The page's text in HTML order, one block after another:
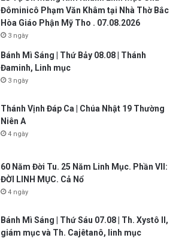
Đôminicô Phạm Văn Khâm tại Nhà Thờ Bắc
Hòa Giáo Phận Mỹ Tho . 07.08.2026
3 ngày
Bánh Mì Sáng | Thứ Bảy 08.08 | Thánh
Đaminh, Linh mục
3 ngày
Thánh Vịnh Đáp Ca | Chúa Nhật 19 Thường
Niên A
4 ngày
60 Năm Đời Tu. 25 Năm Linh Mục. Phần VII:
ĐỜI LINH MỤC. Cả Nổ
4 ngày
Bánh Mì Sáng | Thứ Sáu 07.08 | Th. Xystô II,
giám mục và Th. Cajêtanô, linh mục